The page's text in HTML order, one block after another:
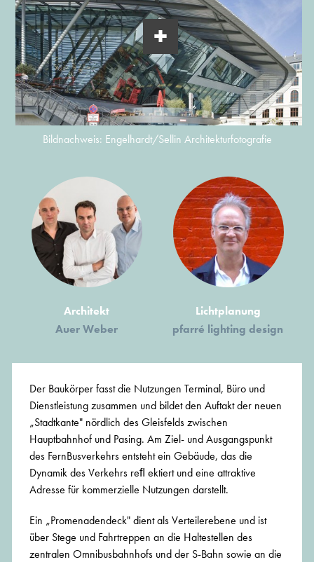
Bildnachweis: Engelhardt/Sellin Architekturfotografie
Architekt
Auer Weber
Lichtplanung
pfarré lighting design
Der Baukörper fasst die Nutzungen Terminal, Büro und
Dienstleistung zusammen und bildet den Auftakt der neuen
„Stadtkante" nördlich des Gleisfelds zwischen
Hauptbahnhof und Pasing. Am Ziel- und Ausgangspunkt
des FernBusverkehrs entsteht ein Gebäude, das die
Dynamik des Verkehrs reﬂ ektiert und eine attraktive
Adresse für kommerzielle Nutzungen darstellt.
Ein „Promenadendeck" dient als Verteilerebene und ist
über Stege und Fahrtreppen an die Haltestellen des
zentralen Omnibusbahnhofs und der S-Bahn sowie an die